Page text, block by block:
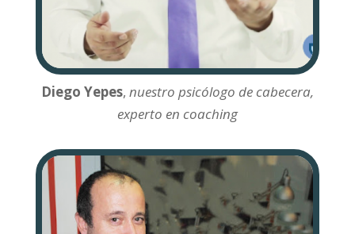
Diego Yepes, nuestro psicólogo de cabecera,
experto en coaching